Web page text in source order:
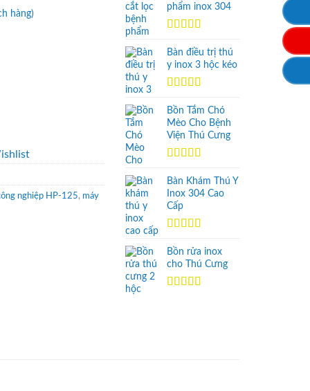
hàng)
nghiệp HP-125, máy
phẩm inox 304
hạng5.005
sao
Bàn điều trị thú
y inox 3 hộc kéo
hạng5.005
sao
Bồn Tắm Chó
Mèo Cho Bệnh
Viện Thú Cưng
hạng5.00 5
sao
Bàn Khám Thú Y
Inox 304 Cao
Cấp
hạng5.005
sao
Bồn rửa inox
cho Thú Cưng